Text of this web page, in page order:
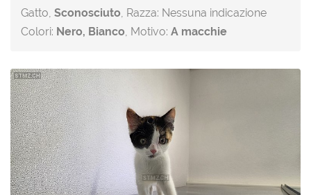
Gatto, Sconosciuto, Razza: Nessuna indicazione
Colori: Nero, Bianco, Motivo: A macchie